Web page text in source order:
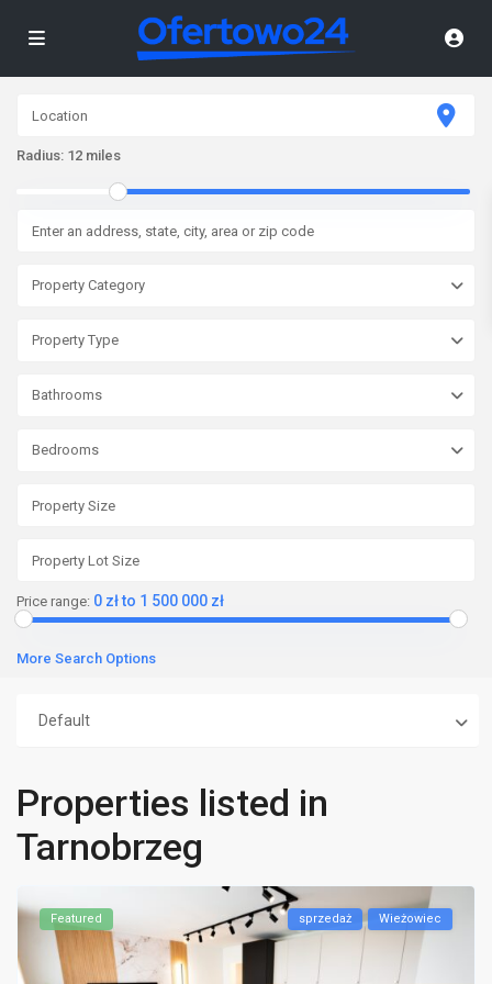
Radius: 12 miles
Property Category
Property Type
Bathrooms
Bedrooms
Price range: 0 zł to 1 500 000 zł
More Search Options
Default
Properties listed in
Tarnobrzeg
Featured sprzedaż Wieżowiec